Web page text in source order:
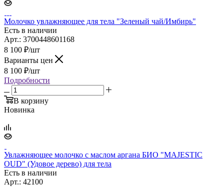
Молочко увлажняющее для тела "Зеленый чай/Имбирь"
Есть в наличии
Арт.: 3700448601168
8 100 ₽/шт
Варианты цен
8 100 ₽/шт
Подробности
В корзину
Новинка
Увлажняющее молочко с маслом аргана БИО "MAJESTIC
OUD" (Удовое дерево) для тела
Есть в наличии
Арт.: 42100